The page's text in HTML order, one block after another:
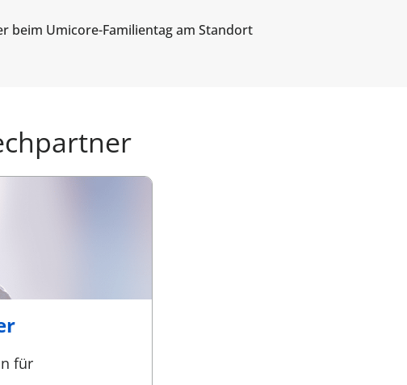
beim Umicore-Familientag am Standort
für